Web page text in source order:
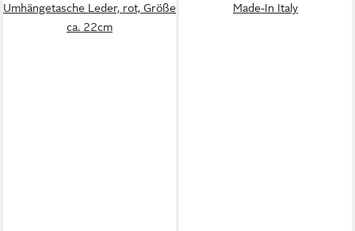
Umhängetasche Leder, rot, Größe
ca. 22cm
Made-In Italy